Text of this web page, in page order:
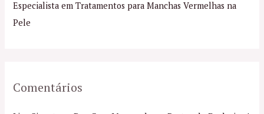
o
r
Especialista em Tratamentos para Manchas Vermelhas na
Pele
Comentários